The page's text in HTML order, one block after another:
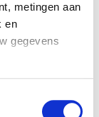
metingen aan
en
gegevens